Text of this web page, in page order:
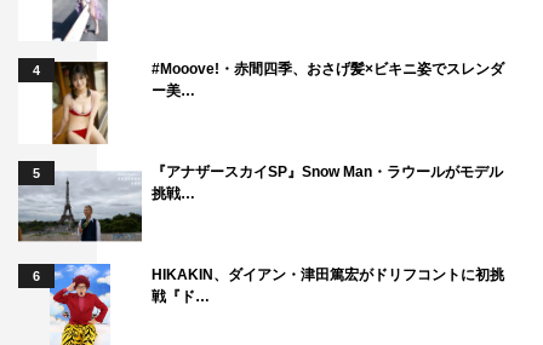
4
#Mooove!・赤間四季、おさげ髪×ビキニ姿でスレンダ
ー美…
5
『アナザースカイSP』Snow Man・ラウールがモデル
挑戦…
6
HIKAKIN、ダイアン・津田篤宏がドリフコントに初挑
戦『ド…